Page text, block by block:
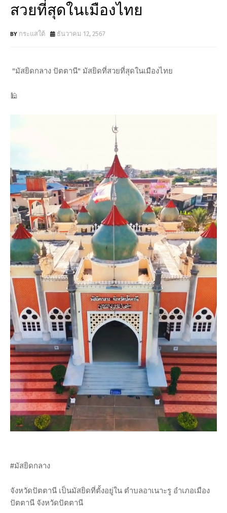
สวยที่สุดในเมืองไทย
กระแสใต้ ธันวาคม 12, 2567
"มัสยิดกลาง ปัตตานี" มัสยิดที่สวยที่สุดในเมืองไทย
🕌
#มัสยิดกลาง
จังหวัดปัตตานี เป็นมัสยิดที่ตั้งอยู่ใน ตำบลอาเนาะรู อำเภอเมือง
ปัตตานี จังหวัดปัตตานี